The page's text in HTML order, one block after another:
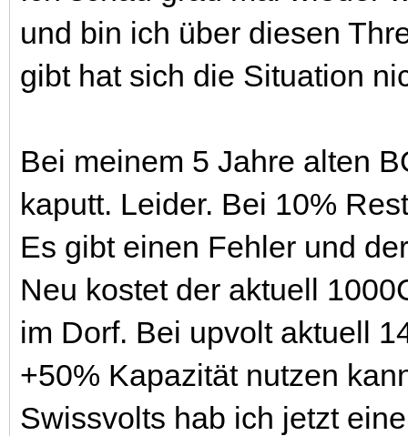
und bin ich über diesen
gibt hat sich die Situation
Bei meinem 5 Jahre alten
kaputt. Leider. Bei 10%
Es gibt einen Fehler und
Neu kostet der aktuell
im Dorf. Bei upvolt aktuell
+50% Kapazität nutzen
Swissvolts hab ich jetzt